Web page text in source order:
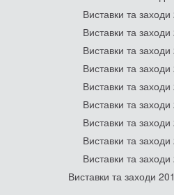
Виставки та
Виставки та
Виставки та
Виставки та
Виставки та
Виставки та
Виставки та
Виставки та
Виставки та
Виставки та заходи